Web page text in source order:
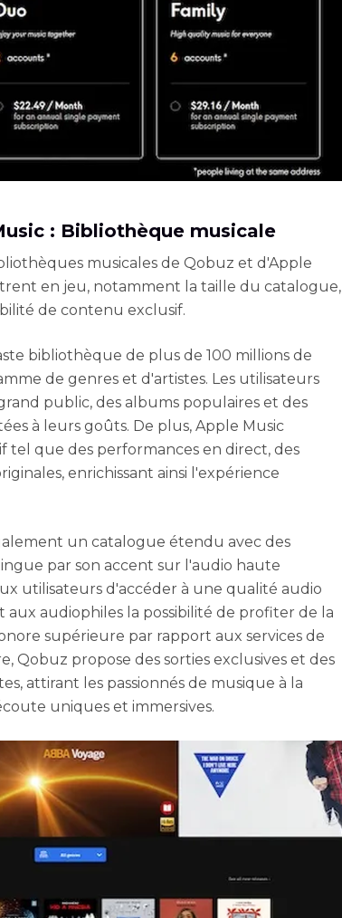
: Bibliothèque musicale
musicales de Qobuz et d'Apple
en jeu, notamment la taille du catalogue,
de contenu exclusif.
bibliothèque de plus de 100 millions de
de genres et d'artistes. Les utilisateurs
public, des albums populaires et des
à leurs goûts. De plus, Apple Music
tel que des performances en direct, des
enrichissant ainsi l'expérience
un catalogue étendu avec des
par son accent sur l'audio haute
utilisateurs d'accéder à une qualité audio
aux audiophiles la possibilité de profiter de la
supérieure par rapport aux services de
Qobuz propose des sorties exclusives et des
attirant les passionnés de musique à la
uniques et immersives.